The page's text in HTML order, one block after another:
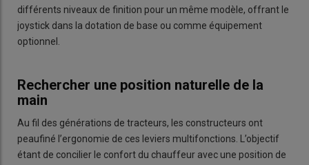
différents niveaux de finition pour un même modèle, offrant le
joystick dans la dotation de base ou comme équipement
optionnel.
Rechercher une position naturelle de la
main
Au fil des générations de tracteurs, les constructeurs ont
peaufiné l’ergonomie de ces leviers multifonctions. L’objectif
étant de concilier le confort du chauffeur avec une position de